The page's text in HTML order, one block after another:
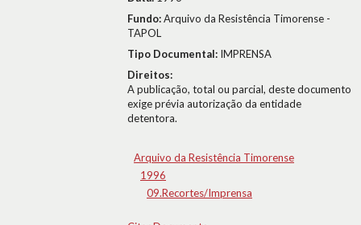
Fundo:Arquivo da Resistência Timorense -
TAPOL
Tipo Documental: IMPRENSA
Direitos:
A publicação, total ou parcial, deste documento
exige prévia autorização da entidade
detentora.
Arquivo da Resistência Timorense
1996
09.Recortes/Imprensa